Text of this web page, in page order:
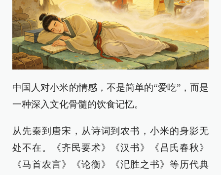
中国人对小米的情感，不是简单的“爱吃”，而是
一种深入文化骨髓的饮食记忆。
从先秦到唐宋，从诗词到农书，小米的身影无
处不在。《齐民要术》《汉书》《吕氏春秋》
《马首农言》《论衡》《汜胜之书》等历代典